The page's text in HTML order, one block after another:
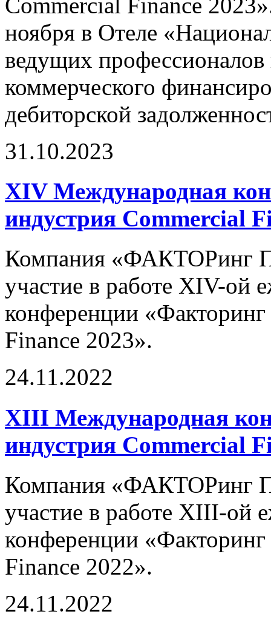
ноября в Отеле
ведущих профессионалов
коммерческого
дебиторской
31.10.2023
XIV Международная
индустрия Commercial
Компания «ФАКТОРинг
участие в работе XIV-ой
конференции
Finance 2023».
24.11.2022
XIII Международная
индустрия Commercial
Компания «ФАКТОРинг
участие в работе XIII-ой
конференции
Finance 2022».
24.11.2022